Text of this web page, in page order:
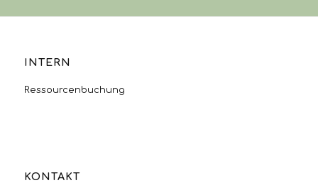
INTERN
Ressourcenbuchung
KONTAKT